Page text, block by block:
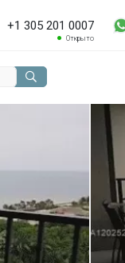
+1 305 201 0007
Открыто